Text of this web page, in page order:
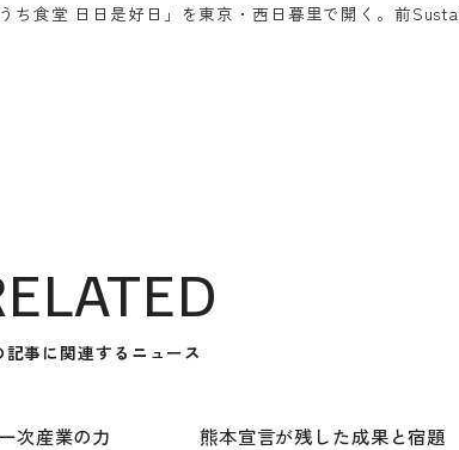
ち食堂 日日是好日」を東京・西日暮里で開く。前
記事に関連するニュース
次産業の力
熊本宣言が残した成果と宿